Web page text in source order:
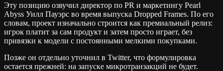
Эту позицию озвучил директор по PR и маркетингу Pearl
Abyss Уилл Пауэрс во время выпуска Dropped Frames. По его
словам, проект изначально строится как премиальный релиз:
игрок платит за сам продукт и затем просто играет, без
привязки к модели с постоянными мелкими покупками.
Позже он отдельно уточнил в Twitter, что формулировка
остается прежней: на запуске микротранзакций не будет.